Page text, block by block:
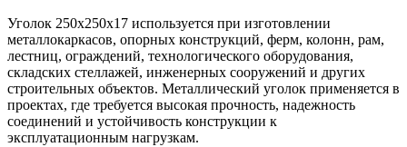
Уголок 250х250х17 используется при изготовлении
металлокаркасов, опорных конструкций, ферм, колонн, рам,
лестниц, ограждений, технологического оборудования,
складских стеллажей, инженерных сооружений и других
строительных объектов. Металлический уголок применяется в
проектах, где требуется высокая прочность, надежность
соединений и устойчивость конструкции к
эксплуатационным нагрузкам.